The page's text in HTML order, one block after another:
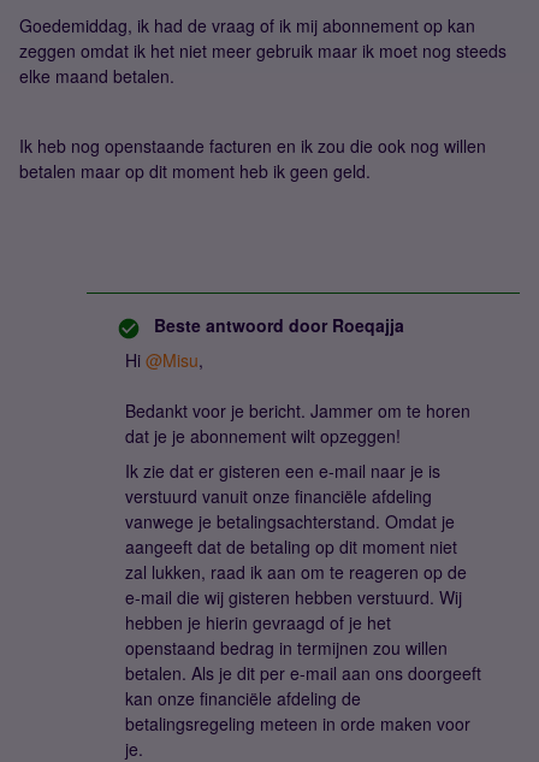
Goedemiddag, ik had de vraag of ik mij abonnement op kan
zeggen omdat ik het niet meer gebruik maar ik moet nog steeds
elke maand betalen.
Ik heb nog openstaande facturen en ik zou die ook nog willen
betalen maar op dit moment heb ik geen geld.
Beste antwoord door Roeqajja
Hi ​ @Misu,
Bedankt voor je bericht. Jammer om te horen
dat je je abonnement wilt opzeggen!
Ik zie dat er gisteren een e-mail naar je is
verstuurd vanuit onze financiële afdeling
vanwege je betalingsachterstand. Omdat je
aangeeft dat de betaling op dit moment niet
zal lukken, raad ik aan om te reageren op de
e-mail die wij gisteren hebben verstuurd. Wij
hebben je hierin gevraagd of je het
openstaand bedrag in termijnen zou willen
betalen. Als je dit per e-mail aan ons doorgeeft
kan onze financiële afdeling de
betalingsregeling meteen in orde maken voor
je.